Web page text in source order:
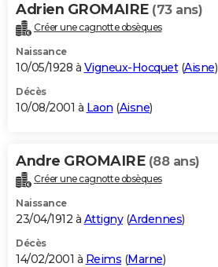
Adrien GROMAIRE (73 ans)
Créer une cagnotte obsèques
Naissance
10/05/1928 à Vigneux-Hocquet(Aisne)
Décès
10/08/2001 à Laon (Aisne)
Andre GROMAIRE (88 ans)
Créer une cagnotte obsèques
Naissance
23/04/1912 à Attigny(Ardennes)
Décès
14/02/2001 à Reims (Marne)